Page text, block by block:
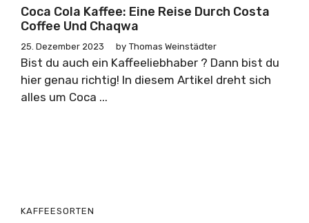
Coca Cola Kaffee: Eine Reise Durch Costa
Coffee Und Chaqwa
25. Dezember 2023 by Thomas Weinstädter
Bist du auch ein Kaffeeliebhaber ? Dann bist du
hier genau richtig! In diesem Artikel dreht sich
alles um Coca ...
KAFFEESORTEN